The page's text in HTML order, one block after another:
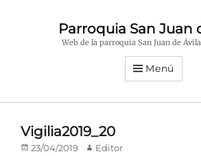
Parroquia San Juan
Web de la parroquia San Juan de
Menú
Vigilia2019_20
Publicado
23/04/2019 Autor
Editor